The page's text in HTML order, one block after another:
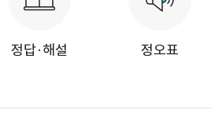
정답·해설 정오표